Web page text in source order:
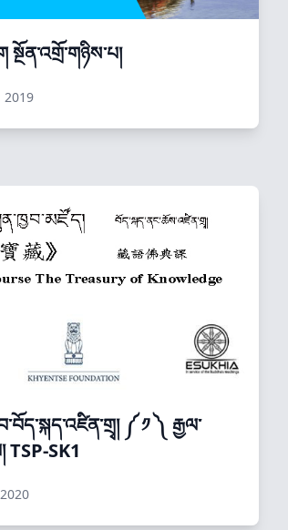
སྔོན་འགྲོ་གཉིས་པ།
2019
༼ ༡ ༽ རྒྱལ་
TSP-SK1